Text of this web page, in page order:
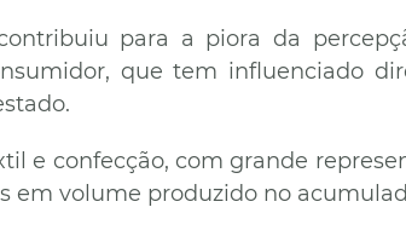
para a piora da
que tem influenciado
e confecção, com grande
em volume produzido no